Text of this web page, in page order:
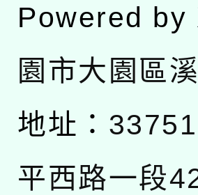
Powered by
園市大園區
地址：
平西路一段